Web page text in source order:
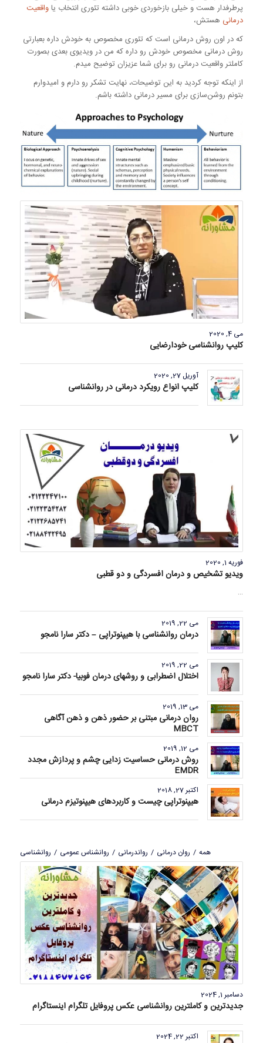
پرطرفدار هست و خیلی بازخوردی خوبی داشته تئوری انتخاب یاواقعیت
درمانی هستش،
که در اون روش درمانی است که تئوری مخصوص به خودش داره بعبارتی
روش درمانی مخصوص خودش رو داره که من در ویدیوی بعدی بصورت
کاملتر واقعیت درمانی رو برای شما عزیزان توضیح میدم.
از اینکه توجه کردید به این توضیحات، نهایت تشکر رو دارم و امیدوارم
بتونم روشن‌سازی برای مسیر درمانی داشته باشم‌.
می 4, 2020
کلیپ روانشناسی خودارضایی
آوریل 27, 2020
کلیپ انواع رویکرد درمانی در روانشناسی
فوریه 1, 2020
ویدیو تشخیص و درمان افسردگی و دو قطبی
…
می 22, 2019
درمان روانشناسی با هیپنوتراپی – دکتر سارا نامجو
می 22, 2019
اختلال اضطرابی و روشهای درمان فوبیا- دکتر سارا نامجو
می 13, 2019
روان درمانی مبتنی بر حضور ذهن و ذهن آگاهی
MBCT
می 12, 2019
روش درمانی حساسیت زدایی چشم و پردازش مجدد
EMDR
اکتبر 27, 2018
هیپنوتراپی چیست و کاربردهای هیپنوتیزم درمانی
همه / روان درمانی / رواندرمانی / روانشناس عمومی / روانشناسی
دسامبر 1, 2024
جدیدترین و کاملترین روانشناسی عکس پروفایل تلگرام اینستاگرام
اکتبر 22, 2024